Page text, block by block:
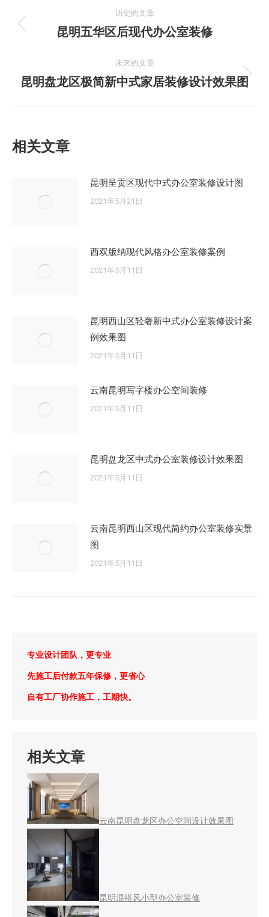
章
航
历史的文章
历
的
文
昆明五华区后现代办公室装修
未来的文章
未
昆明盘龙区极简新中式家居装修设计效果图
相关文章
昆明呈贡区现代中式办公室装修设计图
2021年5月21日
西双版纳现代风格办公室装修案例
2021年5月11日
昆明西山区轻奢新中式办公室装修设计案
例效果图
2021年5月11日
云南昆明写字楼办公空间装修
2021年5月11日
昆明盘龙区中式办公室装修设计效果图
2021年5月11日
云南昆明西山区现代简约办公室装修实景
图
2021年5月11日
专业设计团队，更专业
先施工后付款五年保修，更省心
自有工厂协作施工，工期快。
相关文章
云南昆明盘龙区办公空间设计效果图
昆明混搭风小型办公室装修